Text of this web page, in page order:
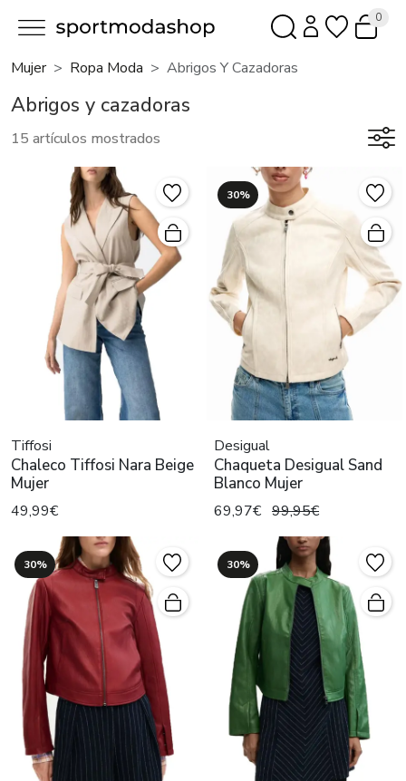
0
Mujer Ropa Moda Abrigos Y Cazadoras
Abrigos y cazadoras
15 artículos mostrados
Tiffosi
Chaleco Tiffosi Nara Beige
Mujer
49,99€
30%
Desigual
Chaqueta Desigual Sand
Blanco Mujer
69,97€ 99,95€
30% 30%